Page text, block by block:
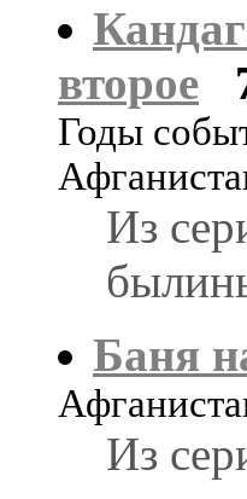
второе
Годы
Из
Баня
Из